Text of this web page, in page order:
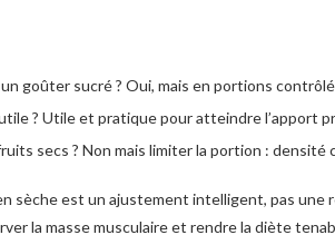
goûter sucré ? Oui, mais en portions
? Utile et pratique pour atteindre l’apport
secs ? Non mais limiter la portion : densité
sèche est un ajustement intelligent, pas
la masse musculaire et rendre la diète